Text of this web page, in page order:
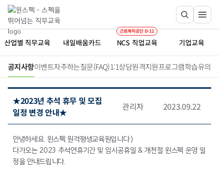
산업별 직무교육 내일배움카드
근로복지공단 D-12
NCS 직업교육 기업교육
공지사항이벤트자주하는질문(FAQ)1:1상담원격지원프로그램학습유의
★2023년 추석 휴무 및 모집
일정 변경 안내★
관리자 2023.09.22
안녕하세요. 윈스펙 원격평생교육원입니다:)
다가오는 2023 추석연휴기간 및 임시공휴일 & 개천절 윈스펙 운영 일
정을 안내드립니다.